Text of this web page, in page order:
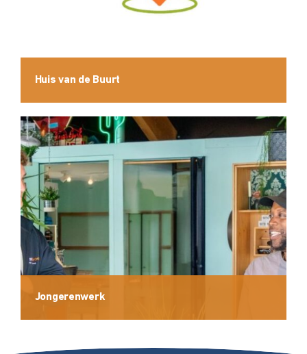
Huis van de Buurt
Jongerenwerk